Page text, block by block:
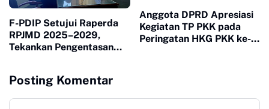
F-PDIP Setujui Raperda
RPJMD 2025–2029,
Tekankan Pengentasan
Anggota DPRD Apresiasi
Kegiatan TP PKK pada
Peringatan HKG PKK ke-
Posting Komentar